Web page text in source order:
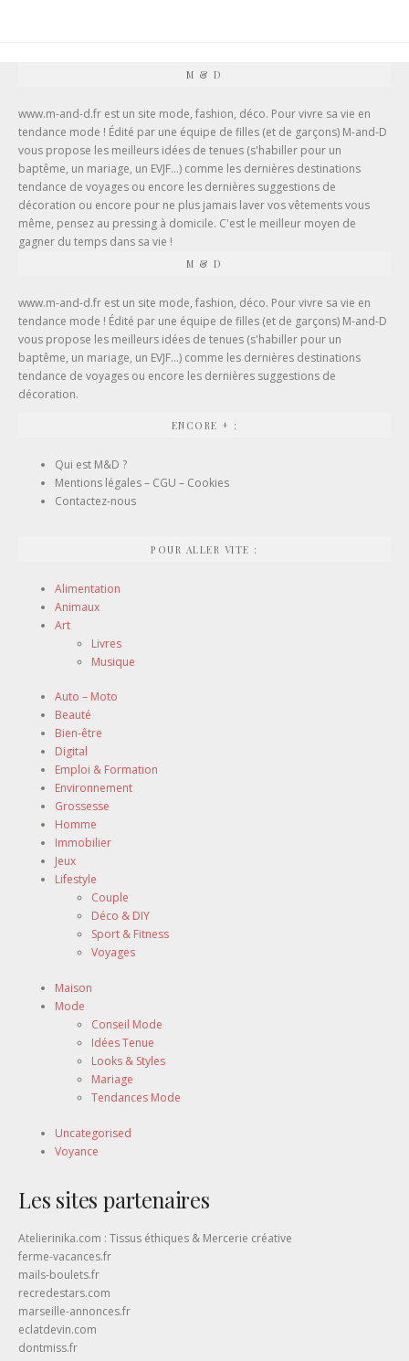
M & D
www.m-and-d.fr est un site mode, fashion, déco. Pour vivre sa vie en
tendance mode ! Édité par une équipe de filles (et de garçons) M-and-D
vous propose les meilleurs idées de tenues (s'habiller pour un
baptême, un mariage, un EVJF...) comme les dernières destinations
tendance de voyages ou encore les dernières suggestions de
décoration ou encore pour ne plus jamais laver vos vêtements vous
même, pensez au pressing à domicile. C'est le meilleur moyen de
gagner du temps dans sa vie !
M & D
www.m-and-d.fr est un site mode, fashion, déco. Pour vivre sa vie en
tendance mode ! Édité par une équipe de filles (et de garçons) M-and-D
vous propose les meilleurs idées de tenues (s'habiller pour un
baptême, un mariage, un EVJF...) comme les dernières destinations
tendance de voyages ou encore les dernières suggestions de
décoration.
ENCORE + :
Qui est M&D ?
Mentions légales – CGU – Cookies
Contactez-nous
POUR ALLER VITE :
Alimentation
Animaux
Art
Livres
Musique
Auto – Moto
Beauté
Bien-être
Digital
Emploi & Formation
Environnement
Grossesse
Homme
Immobilier
Jeux
Lifestyle
Couple
Déco & DIY
Sport & Fitness
Voyages
Maison
Mode
Conseil Mode
Idées Tenue
Looks & Styles
Mariage
Tendances Mode
Uncategorised
Voyance
Les sites partenaires
Atelierinika.com : Tissus éthiques & Mercerie créative
ferme-vacances.fr
mails-boulets.fr
recredestars.com
marseille-annonces.fr
eclatdevin.com
dontmiss.fr